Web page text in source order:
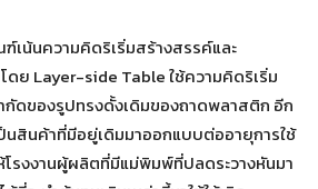
น้นความคิดริเริ่มสร้างสรรค์และ
ดย Layer-side Table ใช้ความคิดริเริ่ม
กัดของรูปทรงดั้งเดิมของถาดพลาสติก อีก
นสินค้าที่มีอยู่เดิมมาออกแบบต่ออายุการใช้
โรงงานผู้ผลิตที่มีแม่พิมพ์ที่ปลดระวางหันมา